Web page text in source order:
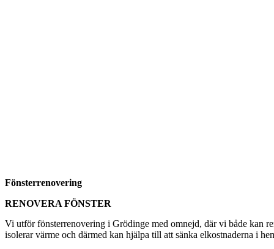
Fönsterrenovering
RENOVERA FÖNSTER
Vi utför fönsterrenovering i Grödinge med omnejd, där vi både kan
isolerar värme och därmed kan hjälpa till att sänka elkostnaderna i